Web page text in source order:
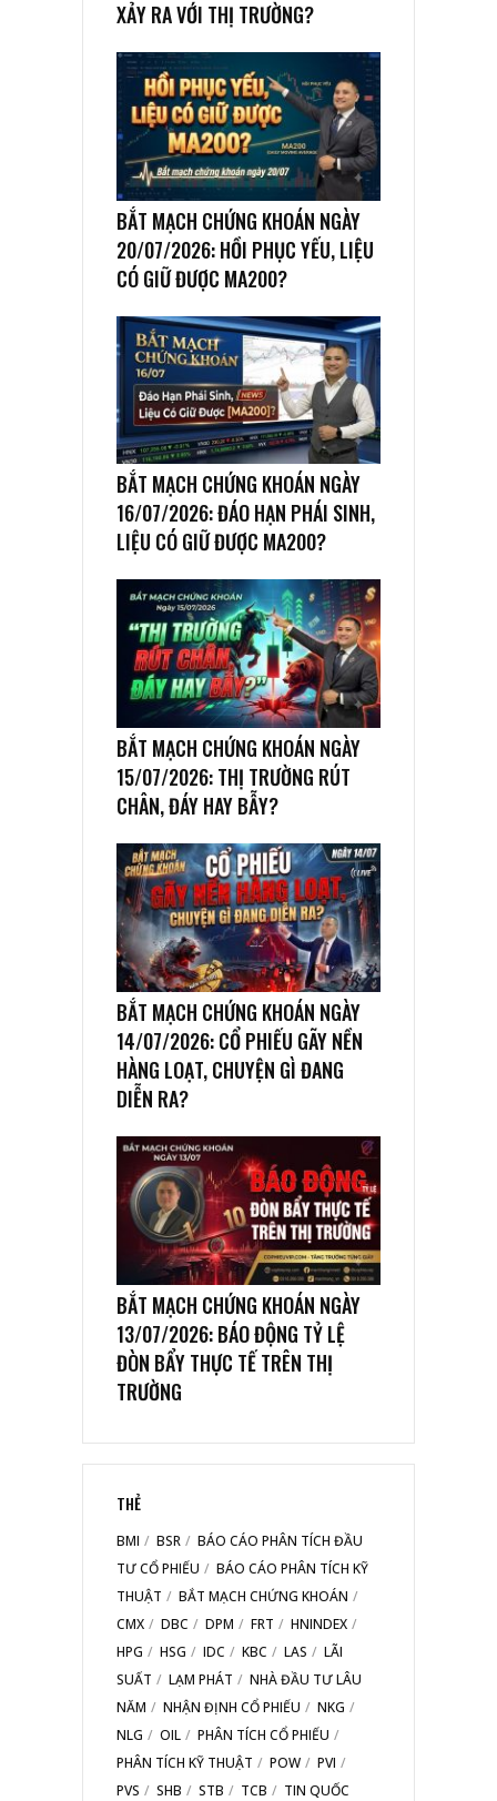
XẢY RA VỚI THỊ TRƯỜNG?
BẮT MẠCH CHỨNG KHOÁN NGÀY
20/07/2026: HỒI PHỤC YẾU, LIỆU
CÓ GIỮ ĐƯỢC MA200?
BẮT MẠCH CHỨNG KHOÁN NGÀY
16/07/2026: ĐÁO HẠN PHÁI SINH,
LIỆU CÓ GIỮ ĐƯỢC MA200?
BẮT MẠCH CHỨNG KHOÁN NGÀY
15/07/2026: THỊ TRƯỜNG RÚT
CHÂN, ĐÁY HAY BẪY?
BẮT MẠCH CHỨNG KHOÁN NGÀY
14/07/2026: CỔ PHIẾU GÃY NỀN
HÀNG LOẠT, CHUYỆN GÌ ĐANG
DIỄN RA?
BẮT MẠCH CHỨNG KHOÁN NGÀY
13/07/2026: BÁO ĐỘNG TỶ LỆ
ĐÒN BẨY THỰC TẾ TRÊN THỊ
TRƯỜNG
THẺ
BMI BSR
BÁO CÁO PHÂN TÍCH ĐẦU
TƯ CỔ PHIẾU
BÁO CÁO PHÂN TÍCH KỸ
THUẬT
BẮT MẠCH CHỨNG KHOÁN
CMX
DBC DPM FRT
HNINDEX
HPG
HSG IDC KBC LAS
LÃI
SUẤT
LẠM PHÁT
NHÀ ĐẦU TƯ LÂU
NĂM
NHẬN ĐỊNH CỔ PHIẾU
NKG
NLG
OIL
PHÂN TÍCH CỔ PHIẾU
PHÂN TÍCH KỸ THUẬT
POW
PVI
PVS
SHB STB TCB TIN QUỐC